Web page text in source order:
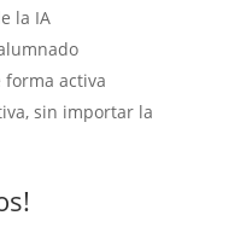
la IA
activa
sin importar la